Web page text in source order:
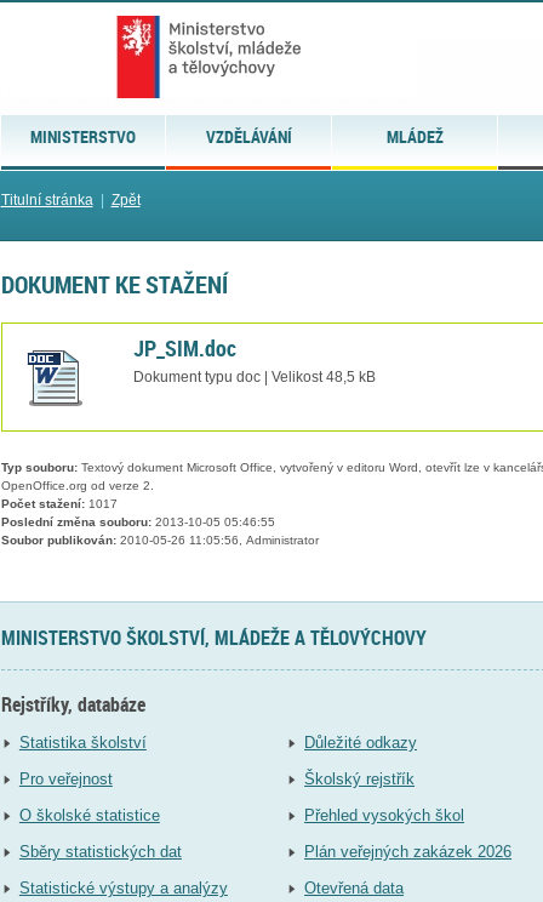
MINISTERSTVO VZDĚLÁVÁNÍ MLÁDEŽ
Titulní stránka| Zpět
DOKUMENT KE STAŽENÍ
JP_SIM.doc
Dokument typu doc | Velikost 48,5 kB
Typ souboru:Textový dokument Microsoft Office, vytvořený v editoru Word, otevřít lze v
OpenOffice.org od verze 2.
Počet stažení:1017
Poslední změna souboru:2013-10-05 05:46:55
Soubor publikován:2010-05-26 11:05:56, Administrator
MINISTERSTVO ŠKOLSTVÍ, MLÁDEŽE A TĚLOVÝCHOVY
Rejstříky, databáze
Statistika školství
Pro veřejnost
O školské statistice
Sběry statistických dat
Statistické výstupy a analýzy
Důležité odkazy
Školský rejstřík
Přehled vysokých škol
Plán veřejných zakázek 2026
Otevřená data